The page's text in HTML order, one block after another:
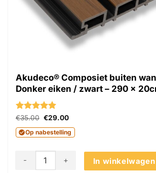
Akudeco® Composiet buiten
Donker eiken / zwart – 290 x
Gewaardeerd
€35.00 Oorspronkelijke
was:
€35.00.
€29.00Huidige
is:
€29.00.
Op nabestelling
In winkelwagen
Akudeco® Composiet buiten